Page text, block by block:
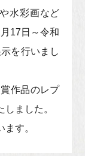
水彩画など
17日～令和
を行いまし
作品のレプ
ました。
す。